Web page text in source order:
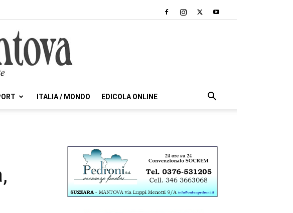
ITALIA / MONDO EDICOLA ONLINE